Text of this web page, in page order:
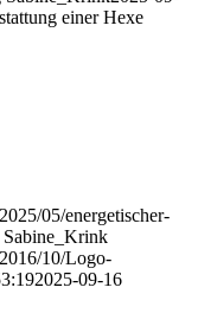
einer Hexe
05/energetischer-
Sabine_Krink
10/Logo-
2025-09-16